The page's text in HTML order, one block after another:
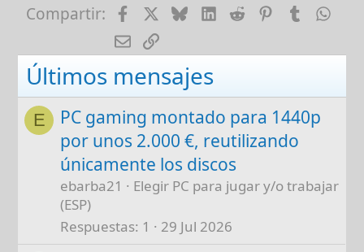
Compartir: FacebookBlueskyLinkedIn
RedditPinterest
Tumblr
E-mailEnlace
Últimos mensajes
E
PC gaming montado para 1440p
por unos 2.000 €, reutilizando
únicamente los discos
ebarba21
Elegir PC para jugar y/o trabajar
(ESP)
Respuestas 1 29 Jul 2026